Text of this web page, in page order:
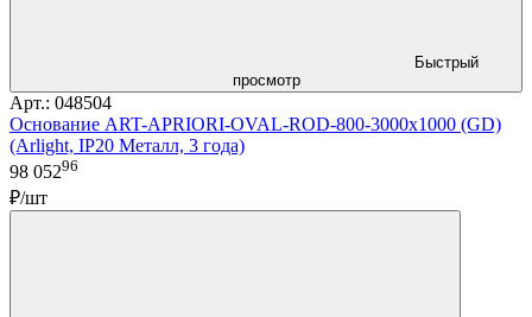
Быстрый
просмотр
Арт.: 048504
Основание ART-APRIORI-OVAL-ROD-800-3000x1000 (GD)
(Arlight, IP20 Металл, 3 года)
98 05296
₽/шт